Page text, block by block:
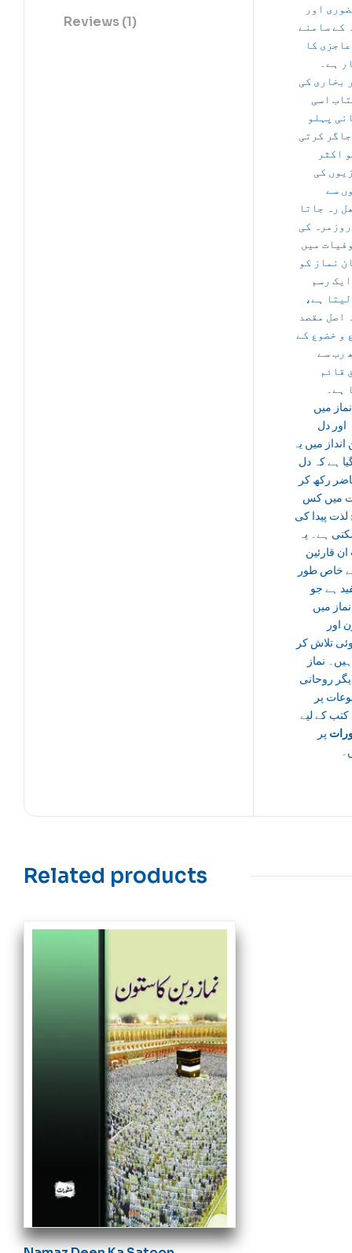
Reviews (1)
اور
کے سامنے
کا
ہے۔
بخاری کی
اسی
پہلو
کرتی
اکثر
کی
سے
رہ جاتا
کی
میں
نماز کو
رسم
ہے،
اصل مقصد
و خضوع کے
رب سے
قائم
ہے۔
میں
اور دل
میں یہ
گیا ہے کہ دل
رکھ کر
میں کس
پیدا کی
ہے۔ یہ
قارئین
خاص طور
ہے جو
میں
اور
تلاش کر
نماز
روحانی
پر
کتب کے لیے
پر
Related products